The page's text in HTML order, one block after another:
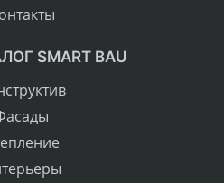
SMART BAU